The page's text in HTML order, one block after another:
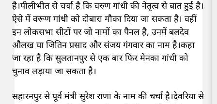
है।पीलीभीत से चर्चा है कि वरुण गांधी की नेतृत्व से बात हुई है।
ऐसे में वरूण गांधी को दोबारा मौका दिया जा सकता है। वहीं
इन लोकसभा सीटों पर जो नामों का पैनल है, उनमें बलदेव
औलख या जितिन प्रसाद और संजय गंगवार का नाम है।कहा
जा रहा है कि सुलतानपुर से एक बार फिर मेनका गांधी को
चुनाव लड़ाया जा सकता है।
सहारनपुर से पूर्व मंत्री सुरेश राणा के नाम की चर्चा है।देवरिया से